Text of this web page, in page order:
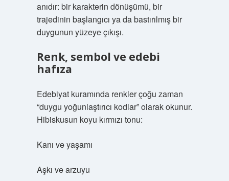
anıdır: bir karakterin dönüşümü, bir
trajedinin başlangıcı ya da bastırılmış bir
duygunun yüzeye çıkışı.
Renk, sembol ve edebi
hafıza
Edebiyat kuramında renkler çoğu zaman
“duygu yoğunlaştırıcı kodlar” olarak okunur.
Hibiskusun koyu kırmızı tonu:
Kanı ve yaşamı
Aşkı ve arzuyu